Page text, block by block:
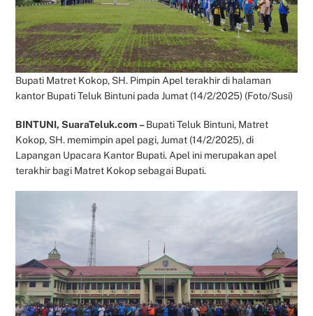
Bupati Matret Kokop, SH. Pimpin Apel terakhir di halaman
kantor Bupati Teluk Bintuni pada Jumat (14/2/2025) (Foto/Susi)
BINTUNI, SuaraTeluk.com –Bupati Teluk Bintuni, Matret
Kokop, SH. memimpin apel pagi, Jumat (14/2/2025), di
Lapangan Upacara Kantor Bupati. Apel ini merupakan apel
terakhir bagi Matret Kokop sebagai Bupati.